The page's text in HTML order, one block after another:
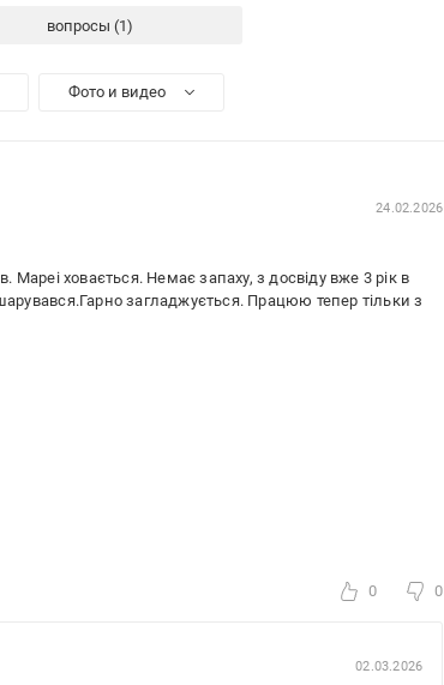
вопросы
Фото и видео
24.02.2026
ховається. Немає запаху, з досвіду вже 3 рік в
загладжується. Працюю тепер тільки з
0 0
02.03.2026